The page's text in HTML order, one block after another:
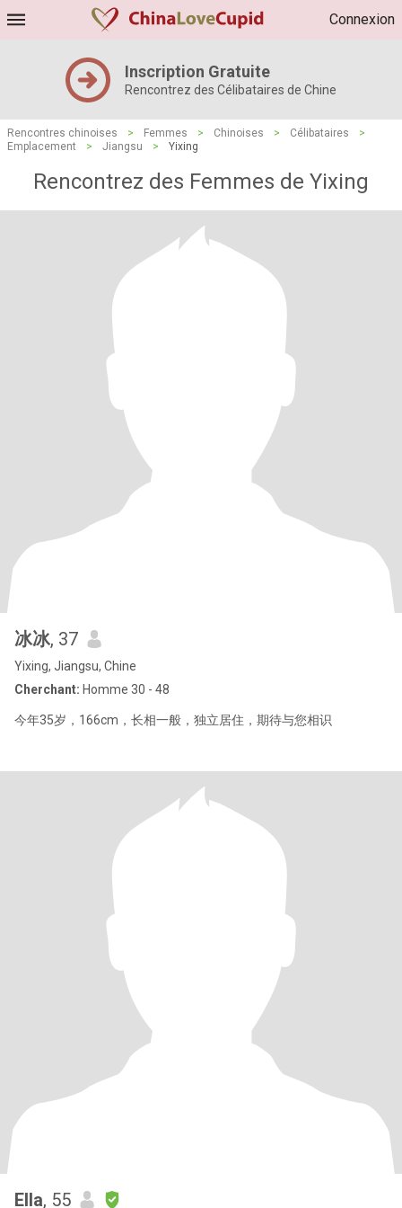
Connexion
Inscription Gratuite
Rencontrez des Célibataires de Chine
Rencontres chinoises > Femmes > Chinoises > Célibataires
>
Emplacement
> Jiangsu > Yixing
Rencontrez des Femmes de Yixing
冰冰, 37
Yixing, Jiangsu, Chine
Cherchant: Homme 30 - 48
今年35岁，166cm，长相一般，独立居住，期待与您相识
Ella, 55